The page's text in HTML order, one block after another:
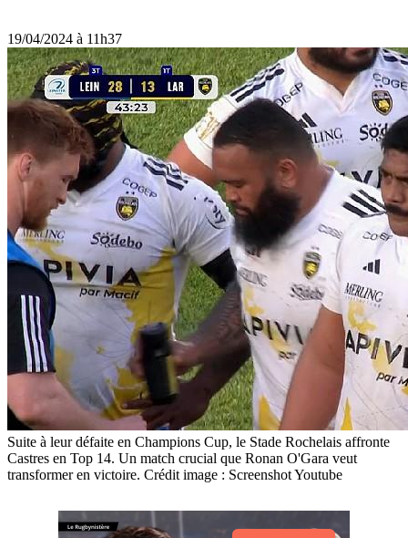
19/04/2024 à 11h37
Suite à leur défaite en Champions Cup, le Stade Rochelais affronte
Castres en Top 14. Un match crucial que Ronan O'Gara veut
transformer en victoire. Crédit image : Screenshot Youtube